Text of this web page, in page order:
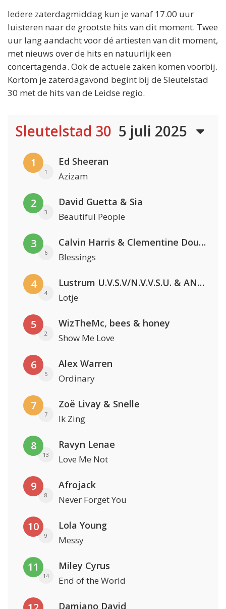
Iedere zaterdagmiddag kun je vanaf 17.00 uur
luisteren naar de grootste hits van dit moment. Twee
uur lang aandacht voor dé artiesten van dit moment,
met nieuws over de hits en natuurlijk een
concertagenda. Ook de actuele zaken komen voorbij.
Kortom je zaterdagavond begint bij de Sleutelstad
30 met de hits van de Leidse regio.
Sleutelstad 30 5 juli 2025
1
1
Ed Sheeran
Azizam
2
3
David Guetta & Sia
Beautiful People
3
6
Calvin Harris & Clementine Douglas
Blessings
4
4
Lustrum U.V.S.V/N.V.V.S.U. & ANNO ONS & Jopke van Dobbenburgh & Roeland Beelen
Lotje
5
2
WizTheMc, bees & honey
Show Me Love
6
5
Alex Warren
Ordinary
7
7
Zoë Livay & Snelle
Ik Zing
8
13
Ravyn Lenae
Love Me Not
9
8
Afrojack
Never Forget You
10
9
Lola Young
Messy
11
14
Miley Cyrus
End of the World
Damiano David